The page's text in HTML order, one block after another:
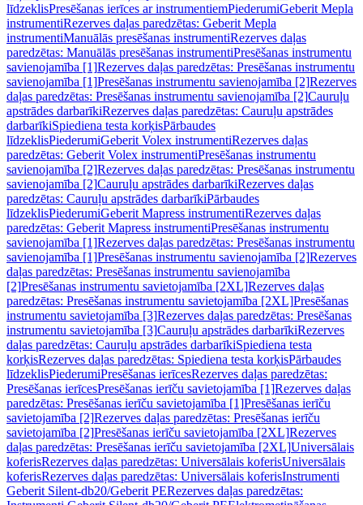
līdzeklisPresēšanas ierīces ar instrumentiemPiederumiGeberit Mepla
instrumentiRezerves daļas paredzētas: Geberit Mepla
instrumentiManuālās presēšanas instrumentiRezerves daļas
paredzētas: Manuālās presēšanas instrumentiPresēšanas instrumentu
savienojamība [1]Rezerves daļas paredzētas: Presēšanas instrumentu
savienojamība [1]Presēšanas instrumentu savienojamība [2]Rezerves
daļas paredzētas: Presēšanas instrumentu savienojamība [2]Cauruļu
apstrādes darbarīkiRezerves daļas paredzētas: Cauruļu apstrādes
darbarīkiSpiediena testa korķisPārbaudes
līdzeklisPiederumiGeberit Volex instrumentiRezerves daļas
paredzētas: Geberit Volex instrumentiPresēšanas instrumentu
savienojamība [2]Rezerves daļas paredzētas: Presēšanas instrumentu
savienojamība [2]Cauruļu apstrādes darbarīkiRezerves daļas
paredzētas: Cauruļu apstrādes darbarīkiPārbaudes
līdzeklisPiederumiGeberit Mapress instrumentiRezerves daļas
paredzētas: Geberit Mapress instrumentiPresēšanas instrumentu
savienojamība [1]Rezerves daļas paredzētas: Presēšanas instrumentu
savienojamība [1]Presēšanas instrumentu savienojamība [2]Rezerves
daļas paredzētas: Presēšanas instrumentu savienojamība
[2]Presēšanas instrumentu savietojamība [2XL]Rezerves daļas
paredzētas: Presēšanas instrumentu savietojamība [2XL]Presēšanas
instrumentu savietojamība [3]Rezerves daļas paredzētas: Presēšanas
instrumentu savietojamība [3]Cauruļu apstrādes darbarīkiRezerves
daļas paredzētas: Cauruļu apstrādes darbarīkiSpiediena testa
korķisRezerves daļas paredzētas: Spiediena testa korķisPārbaudes
līdzeklisPiederumiPresēšanas ierīcesRezerves daļas paredzētas:
Presēšanas ierīcesPresēšanas ierīču savietojamība [1]Rezerves daļas
paredzētas: Presēšanas ierīču savietojamība [1]Presēšanas ierīču
savietojamība [2]Rezerves daļas paredzētas: Presēšanas ierīču
savietojamība [2]Presēšanas ierīču savietojamība [2XL]Rezerves
daļas paredzētas: Presēšanas ierīču savietojamība [2XL]Universālais
koferisRezerves daļas paredzētas: Universālais koferisUniversālais
koferisRezerves daļas paredzētas: Universālais koferisInstrumenti
Geberit Silent-db20/Geberit PERezerves daļas paredzētas: